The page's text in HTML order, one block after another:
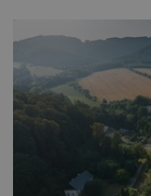
Je to opravdu
rozhodla